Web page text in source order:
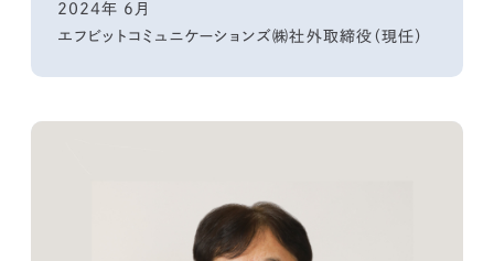
2024年 6月
エフビットコミュニケーションズ㈱社外取締役（現任）